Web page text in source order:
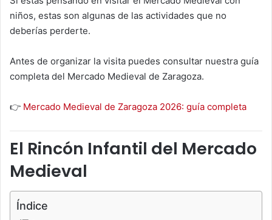
niños, estas son algunas de las actividades que no
deberías perderte.
Antes de organizar la visita puedes consultar nuestra guía
completa del Mercado Medieval de Zaragoza.
👉 Mercado Medieval de Zaragoza 2026: guía completa
El Rincón Infantil del Mercado
Medieval
Índice